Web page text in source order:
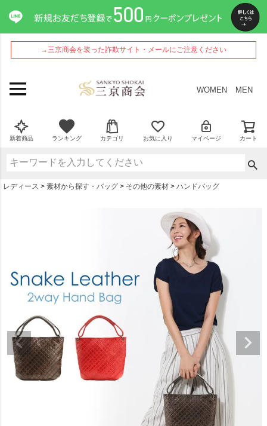
→三京商会を装った詐欺サイト・メールにご注意ください
WOMEN MEN
新着商品 ランキング カテゴリ お気に入り マイページ カート
レディース 素材から探す・バッグ その他の素材 ハンドバッグ
ペー
ジト
ップ
へ